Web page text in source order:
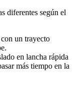
diferentes según el
un trayecto
en lancha rápida
más tiempo en la